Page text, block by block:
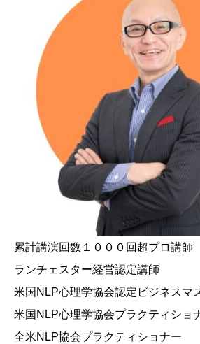
累計講演回数１０００回超プロ講師
ランチェスター経営認定講師
米国NLP心理学協会認定ビジネスマ
米国NLP心理学協会プラクティショ
全米NLP協会プラクティショナー